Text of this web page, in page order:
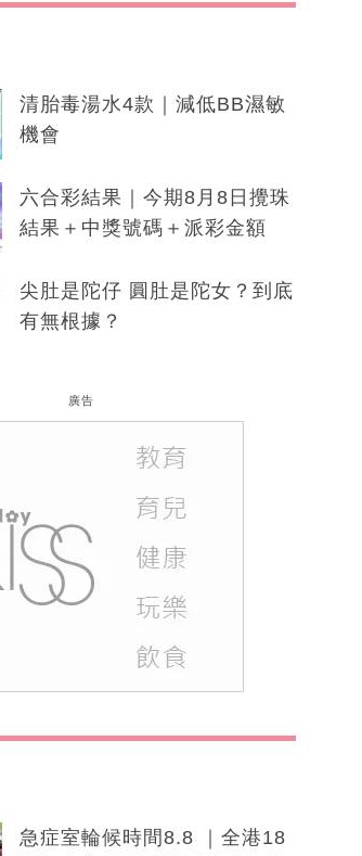
清胎毒湯水4款｜減低BB濕敏
機會
六合彩結果｜今期8月8日攪珠
結果＋中獎號碼＋派彩金額
尖肚是陀仔 圓肚是陀女？到底
有無根據？
廣告
急症室輪候時間8.8 ｜全港18